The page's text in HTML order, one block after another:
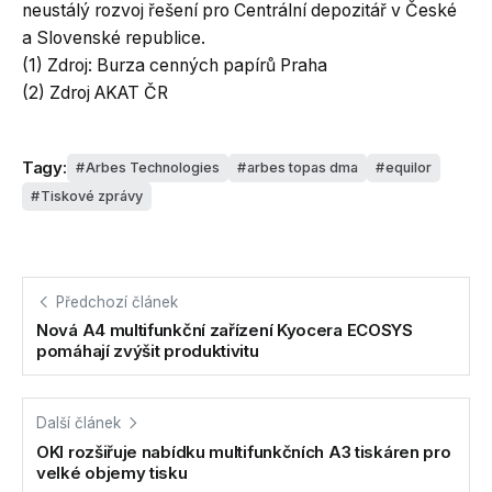
neustálý rozvoj řešení pro Centrální depozitář v České
a Slovenské republice.
(1) Zdroj: Burza cenných papírů Praha
(2) Zdroj AKAT ČR
Tagy: Arbes Technologies arbes topas dma
equilor
Tiskové zprávy
Předchozí článek
Nová A4 multifunkční zařízení Kyocera ECOSYS
pomáhají zvýšit produktivitu
Další článek
OKI rozšiřuje nabídku multifunkčních A3 tiskáren pro
velké objemy tisku